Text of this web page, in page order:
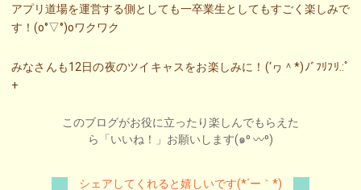
アプリ道場を運営する側としても一卒業生としてもすごく楽しみで
す！(o°▽°)oワクワク
みなさんも12日の夜のツイキャスをお楽しみに！(‘ヮ＾*)ﾉﾞﾌﾘﾌﾘ.:ﾟ
+
このブログがお役に立ったり楽しんでもらえた
ら「いいね！」お願いします(๑⁰ 〰⁰)
シェアしてくれると嬉しいです(*´ー｀*)